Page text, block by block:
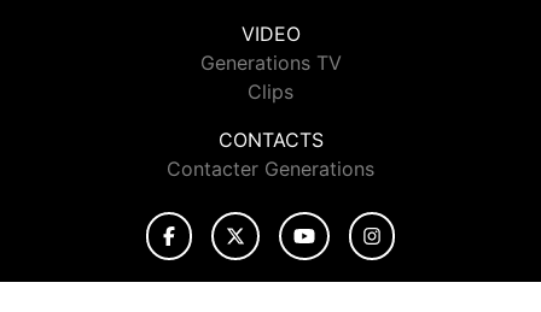
VIDEO
Generations TV
Clips
CONTACTS
Contacter Generations